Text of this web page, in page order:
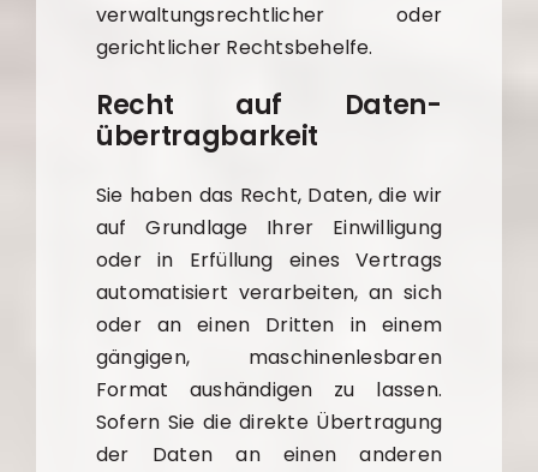
verwaltungsrechtlicher oder
gerichtlicher Rechtsbehelfe.
Recht auf Daten­
übertrag­barkeit
Sie haben das Recht, Daten, die wir
auf Grundlage Ihrer Einwilligung
oder in Erfüllung eines Vertrags
automatisiert verarbeiten, an sich
oder an einen Dritten in einem
gängigen, maschinenlesbaren
Format aushändigen zu lassen.
Sofern Sie die direkte Übertragung
der Daten an einen anderen